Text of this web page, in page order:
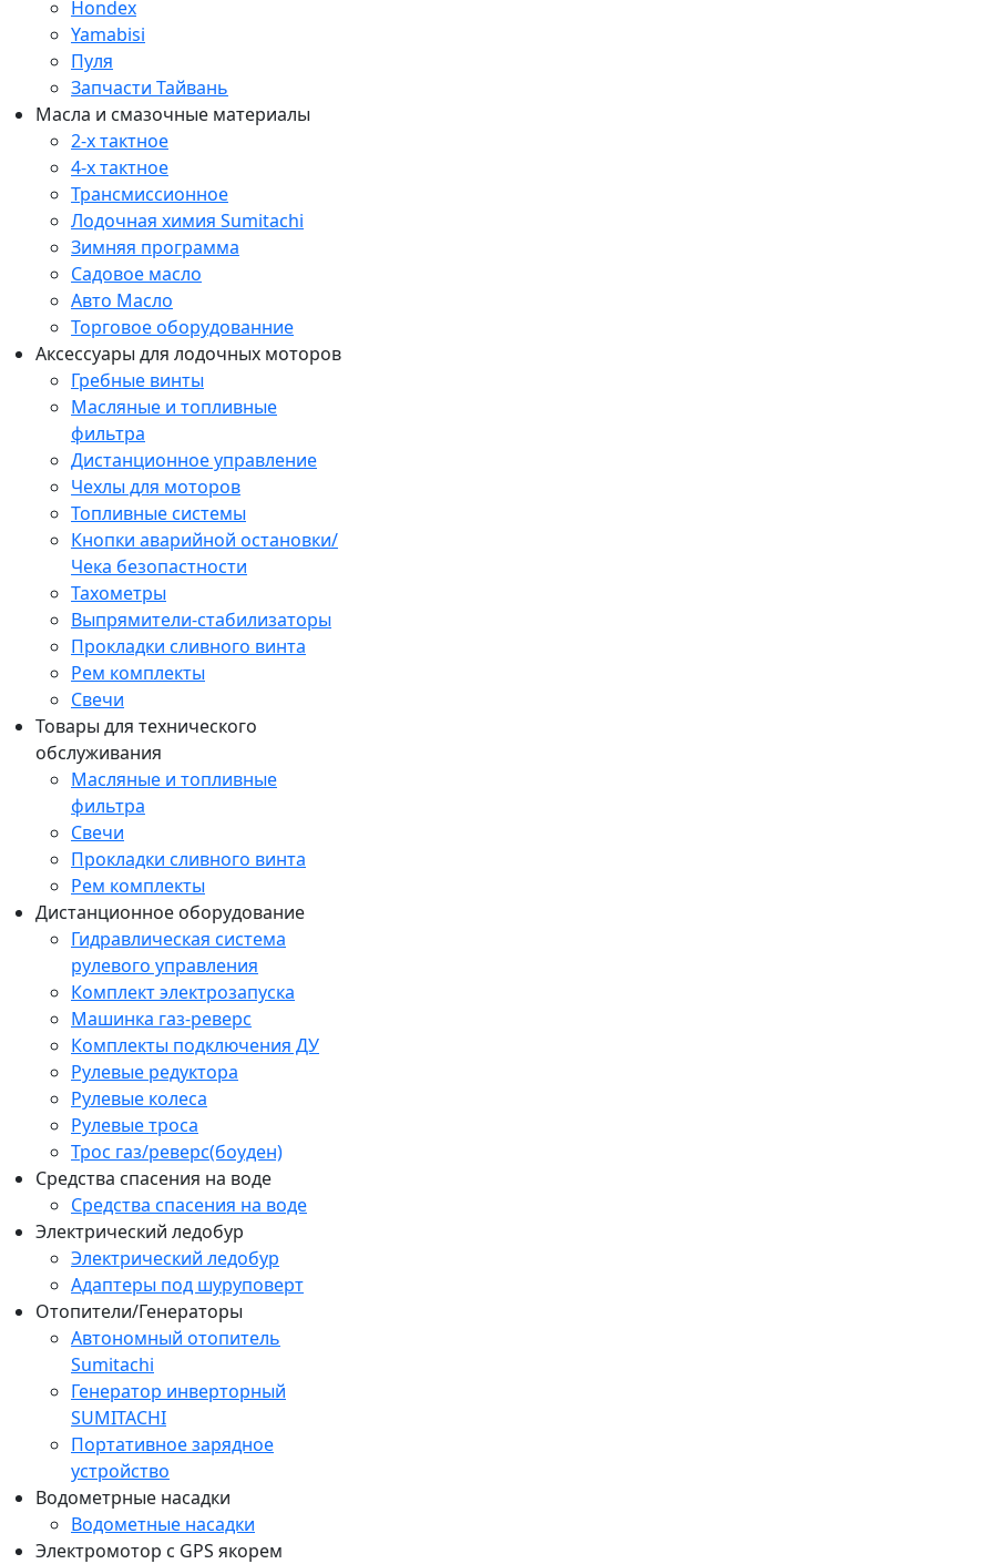
Hondex
Yamabisi
Пуля
Запчасти Тайвань
Масла и смазочные материалы
2-х тактное
4-х тактное
Трансмиссионное
Лодочная химия Sumitachi
Зимняя программа
Садовое масло
Авто Масло
Торговое оборудованние
Аксессуары для лодочных моторов
Гребные винты
Масляные и топливные
фильтра
Дистанционное управление
Чехлы для моторов
Топливные системы
Кнопки аварийной остановки/
Чека безопастности
Тахометры
Выпрямители-стабилизаторы
Прокладки сливного винта
Рем комплекты
Свечи
Товары для технического
обслуживания
Масляные и топливные
фильтра
Свечи
Прокладки сливного винта
Рем комплекты
Дистанционное оборудование
Гидравлическая система
рулевого управления
Комплект электрозапуска
Машинка газ-реверс
Комплекты подключения ДУ
Рулевые редуктора
Рулевые колеса
Рулевые троса
Трос газ/реверс(боуден)
Средства спасения на воде
Средства спасения на воде
Электрический ледобур
Электрический ледобур
Адаптеры под шуруповерт
Отопители/Генераторы
Автономный отопитель
Sumitachi
Генератор инверторный
SUMITACHI
Портативное зарядное
устройство
Водометрные насадки
Водометные насадки
Электромотор c GPS якорем